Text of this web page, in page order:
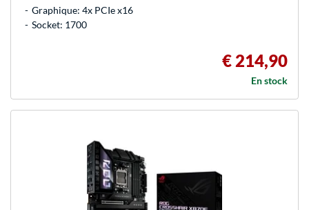
Graphique: 4x PCIe x16
Socket: 1700
€ 214,90
En stock